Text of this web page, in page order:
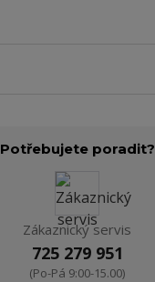
Potřebujete poradit?
Zákaznický servis
725 279 951
(Po-Pá 9:00-15.00)